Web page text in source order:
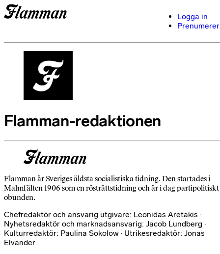
Logga in
Flamman-redaktionen
Flamman är Sveriges äldsta socialistiska tidning. Den startades i
Malmfälten 1906 som en rösträttstidning och är i dag partipolitiskt
obunden.
Chefredaktör och ansvarig utgivare: Leonidas Aretakis ·
Nyhetsredaktör och marknadsansvarig: Jacob Lundberg ·
Kulturredaktör: Paulina Sokolow · Utrikesredaktör: Jonas
Elvander